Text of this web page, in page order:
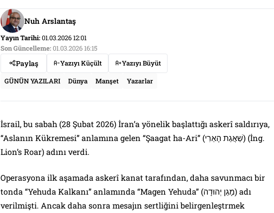
Nuh Arslantaş
Yayın Tarihi:01.03.2026 12:01
Son Güncelleme:01.03.2026 16:15
Paylaş Yazıyı Küçült
Yazıyı Büyüt
GÜNÜN YAZILARI
Dünya Manşet Yazarlar
İsrail, bu sabah (28 Şubat 2026) İran’a yönelik başlattığı askerî saldırıya,
“Aslanın Kükremesi” anlamına gelen “Şaagat ha-Ari” (שַׁאֲגַת הָאַרִי) (İng.
Lion’s Roar) adını verdi.
Operasyona ilk aşamada askerî kanat tarafından, daha savunmacı bir
tonda “Yehuda Kalkanı” anlamında “Magen Yehuda” (מָגֵן יְהוּדָה) adı
verilmişti. Ancak daha sonra mesajın sertliğini belirgenleştrmek